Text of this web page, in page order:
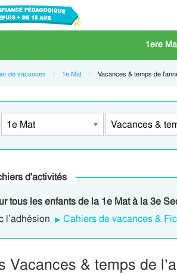
1ere
de vacances 1e Mat Current:
Vacances & temps de
d'activités
tous les enfants de la 1e Mat à la 3e
l’adhésion
Cahiers de vacances &
Vacances & temps de